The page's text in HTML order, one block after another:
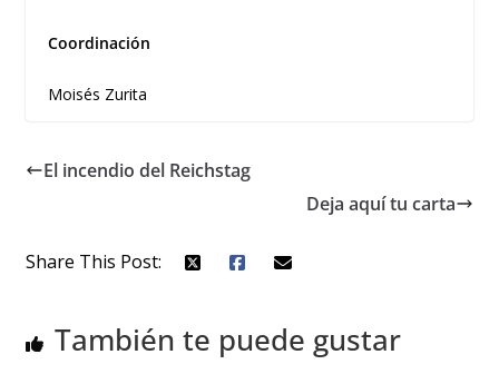
Coordinación
Moisés Zurita
El incendio del Reichstag
Deja aquí tu carta
Share This Post:
También te puede gustar